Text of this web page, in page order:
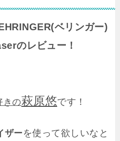
ベリンガー)
のレビュー！
きの萩原悠です！
ザーを使って欲しいなと